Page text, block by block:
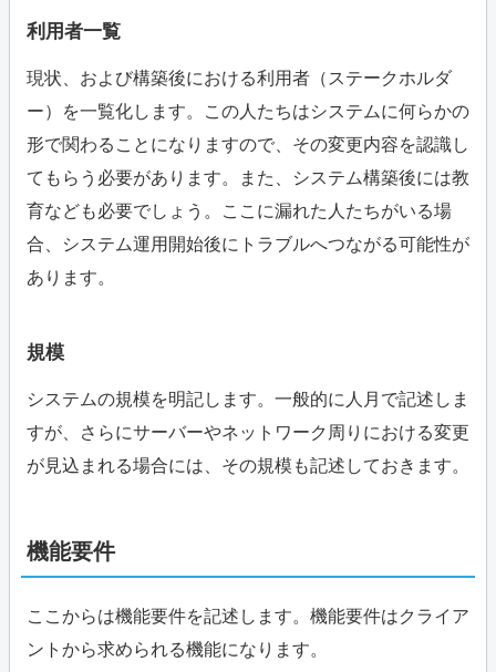
利用者一覧
現状、および構築後における利用者（ステークホルダ
ー）を一覧化します。この人たちはシステムに何らかの
形で関わることになりますので、その変更内容を認識し
てもらう必要があります。また、システム構築後には教
育なども必要でしょう。ここに漏れた人たちがいる場
合、システム運用開始後にトラブルへつながる可能性が
あります。
規模
システムの規模を明記します。一般的に人月で記述しま
すが、さらにサーバーやネットワーク周りにおける変更
が見込まれる場合には、その規模も記述しておきます。
機能要件
ここからは機能要件を記述します。機能要件はクライア
ントから求められる機能になります。